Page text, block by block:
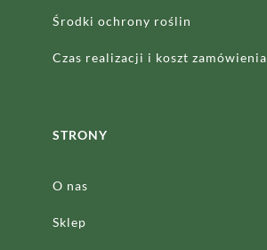
Środki ochrony roślin
Czas realizacji i koszt zamówienia
STRONY
O nas
Sklep